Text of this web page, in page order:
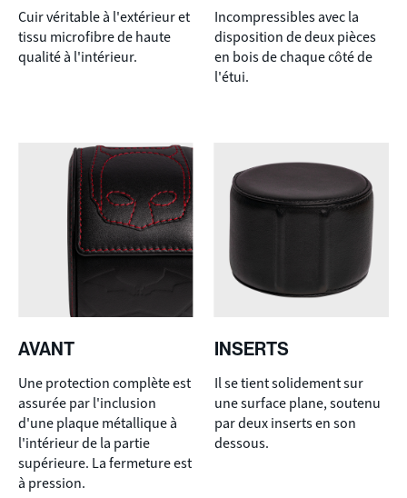
Cuir véritable à l'extérieur et
tissu microfibre de haute
qualité à l'intérieur.
Incompressibles avec la
disposition de deux pièces
en bois de chaque côté de
l'étui.
AVANT
Une protection complète est
assurée par l'inclusion
d'une plaque métallique à
l'intérieur de la partie
supérieure. La fermeture est
à pression.
INSERTS
Il se tient solidement sur
une surface plane, soutenu
par deux inserts en son
dessous.